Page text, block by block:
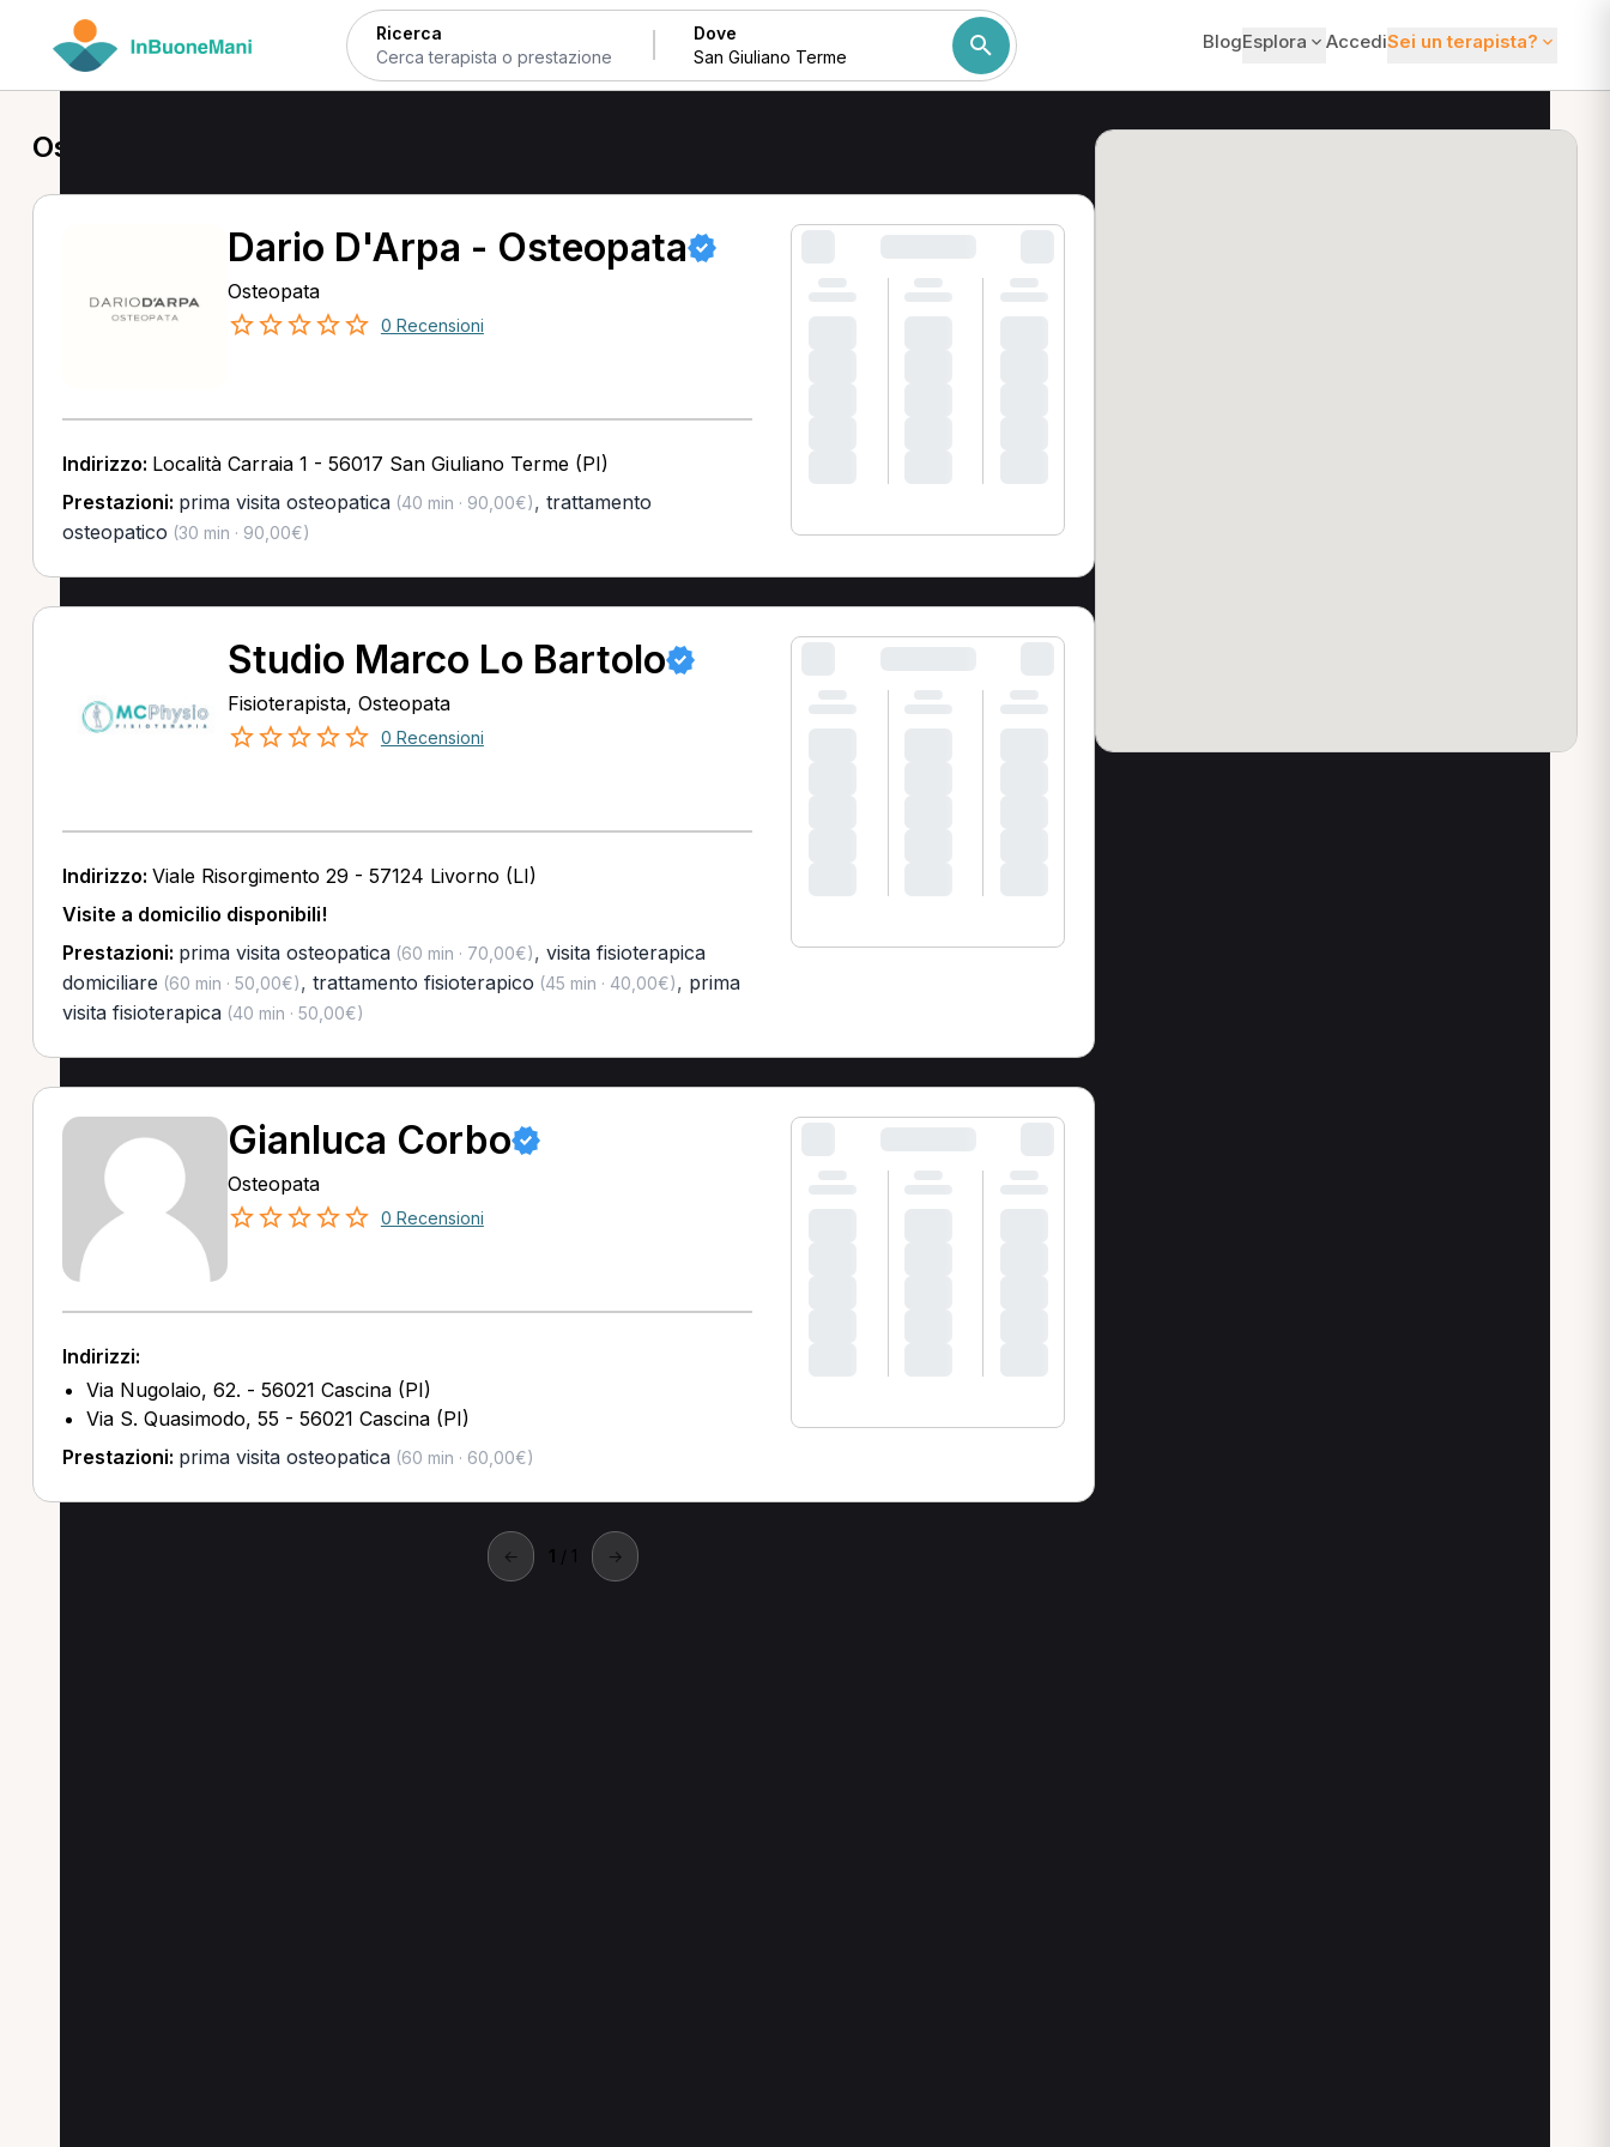
Ricerca Dove BlogEsplora AccediSei un terapista?
Osteopata a San Giuliano Terme
Dario D'Arpa - Osteopata
Osteopata
0 Recensioni
Indirizzo: Località Carraia 1 - 56017 San Giuliano Terme (PI)
Prestazioni: prima visita osteopatica(40 min · 90,00€), trattamento
osteopatico (30 min · 90,00€)
Studio Marco Lo Bartolo
Fisioterapista, Osteopata
0 Recensioni
Indirizzo: Viale Risorgimento 29 - 57124 Livorno (LI)
Visite a domicilio disponibili!
Prestazioni: prima visita osteopatica(60 min · 70,00€), visita fisioterapica
domiciliare (60 min · 50,00€), trattamento fisioterapico (45 min · 40,00€), prima
visita fisioterapica(40 min · 50,00€)
Gianluca Corbo
Osteopata
0 Recensioni
Indirizzi:
Via Nugolaio, 62. - 56021 Cascina (PI)
Via S. Quasimodo, 55 - 56021 Cascina (PI)
Prestazioni: prima visita osteopatica(60 min · 60,00€)
← 1 / 1 →